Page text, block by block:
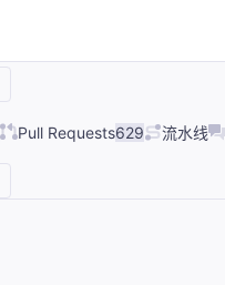
Pull Requests629 流水线